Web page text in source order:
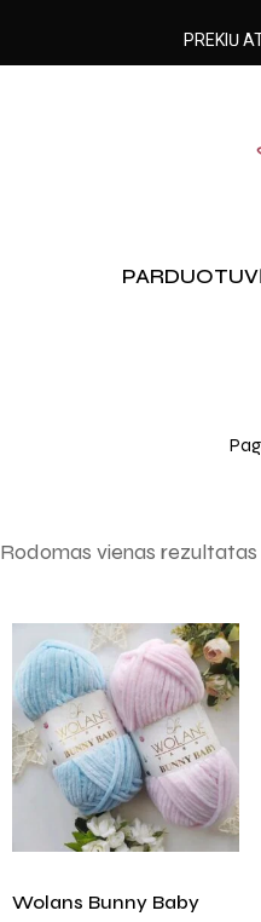
Rodomas vienas rezultatas
Wolans Bunny Baby
PREKIŲ